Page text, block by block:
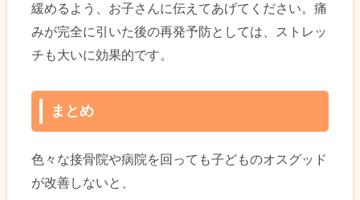
緩めるよう、お子さんに伝えてあげてください。痛
みが完全に引いた後の再発予防としては、ストレッ
チも大いに効果的です。
まとめ
色々な接骨院や病院を回っても子どものオスグッド
が改善しないと、